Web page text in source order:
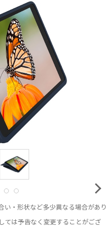
・形状など多少異なる場合があり
は予告なく変更することがござ